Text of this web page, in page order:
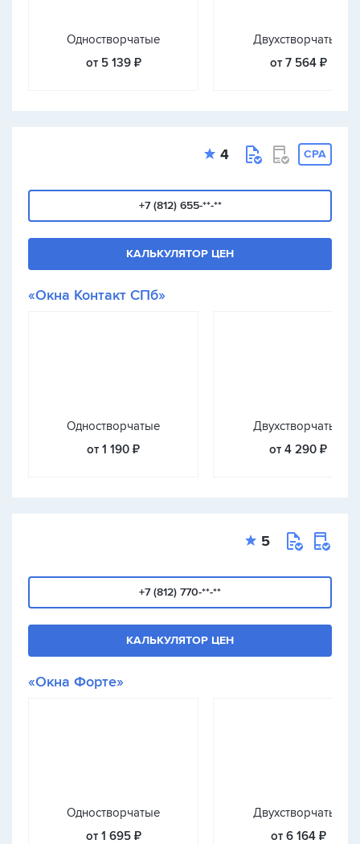
Одностворчатые
от 5 139 ₽
Двухстворчатые
от 7 564 ₽
4 CPA
+7 (812) 655-**-**
КАЛЬКУЛЯТОР ЦЕН
«Окна Контакт СПб»
Одностворчатые
от 1 190 ₽
Двухстворчатые
от 4 290 ₽
5
+7 (812) 770-**-**
КАЛЬКУЛЯТОР ЦЕН
«Окна Форте»
Одностворчатые
от 1 695 ₽
Двухстворчатые
от 6 164 ₽